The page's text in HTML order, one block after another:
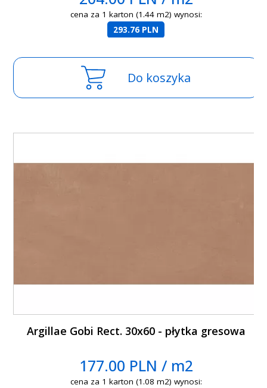
cena za 1 karton (1.44 m2) wynosi:
293.76 PLN
Do koszyka
Argillae Gobi Rect. 30x60 - płytka gresowa
177.00 PLN / m2
cena za 1 karton (1.08 m2) wynosi: